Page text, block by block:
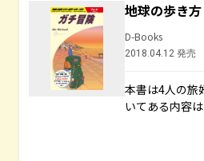
地球の歩き
D-Books
2018.04.12 発売
本書は4人の旅
いてある内容